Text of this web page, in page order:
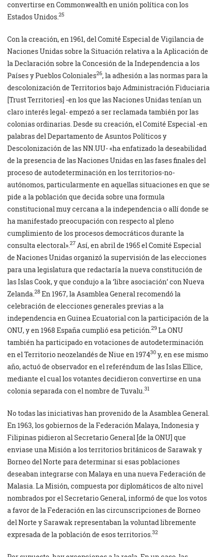
convertirse en Commonwealth en unión política con los
Estados Unidos. 25
Con la creación, en 1961, del Comité Especial de Vigilancia de
Naciones Unidas sobre la Situación relativa a la Aplicación de
la Declaración sobre la Concesión de la Independencia a los
Países y Pueblos Coloniales26, la adhesión a las normas para la
descolonización de Territorios bajo Administración Fiduciaria
[Trust Territories] -en los que las Naciones Unidas tenían un
claro interés legal- empezó a ser reclamada también por las
colonias ordinarias. Desde su creación, el Comité Especial -en
palabras del Departamento de Asuntos Políticos y
Descolonización de las NN.UU- «ha enfatizado la deseabilidad
de la presencia de las Naciones Unidas en las fases finales del
proceso de autodeterminación en los territorios-no-
autónomos, particularmente en aquellas situaciones en que se
pide a la población que decida sobre una formula
constitucional muy cercana a la independencia o allí donde se
ha manifestado preocupación con respecto al pleno
cumplimiento de los procesos democráticos durante la
consulta electoral». 27 Así, en abril de 1965 el Comité Especial
de Naciones Unidas organizó la supervisión de las elecciones
para una legislatura que redactaría la nueva constitución de
las Islas Cook, y que condujo a la ‘libre asociación’ con Nueva
Zelanda. 28 En 1967, la Asamblea General recomendó la
celebración de elecciones generales previas a la
independencia en Guinea Ecuatorial con la participación de la
ONU, y en 1968 España cumplió esa petición. 29 La ONU
también ha participado en votaciones de autodeterminación
en el Territorio neozelandés de Niue en 197430 y, en ese mismo
año, actuó de observador en el referéndum de las Islas Ellice,
mediante el cual los votantes decidieron convertirse en una
colonia separada con el nombre de Tuvalu. 31
No todas las iniciativas han provenido de la Asamblea General.
En 1963, los gobiernos de la Federación Malaya, Indonesia y
Filipinas pidieron al Secretario General [de la ONU] que
enviase una Misión a los territorios británicos de Sarawak y
Borneo del Norte para determinar si esas poblaciones
deseaban integrarse con Malaya en una nueva Federación de
Malasia. La Misión, compuesta por diplomáticos de alto nivel
nombrados por el Secretario General, informó de que los votos
a favor de la Federación en las circunscripciones de Borneo
del Norte y Sarawak representaban la voluntad libremente
expresada de la población de esos territorios. 32